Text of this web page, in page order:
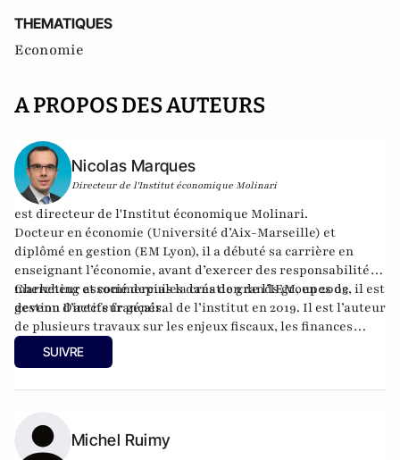
THEMATIQUES
Economie
A PROPOS DES AUTEURS
Nicolas Marques
Directeur de l'Institut économique Molinari
est directeur de l'Institut économique Molinari.
Docteur en économie (Université d’Aix-Marseille) et
diplômé en gestion (EM Lyon), il a débuté sa carrière en
enseignant l’économie, avant d’exercer des responsabilités
marketing et commerciales dans de grands groupes de
gestion d’actifs français.
Chercheur associé depuis la création de l’IEM, en 2003, il est
devenu Directeur général de l’institut en 2019. Il est l’auteur
de plusieurs travaux sur les enjeux fiscaux, les finances
publiques, la protection sociale ou la contribution des
entreprises et membre de la Société du Mont Pèlerin.
SUIVRE
Michel Ruimy